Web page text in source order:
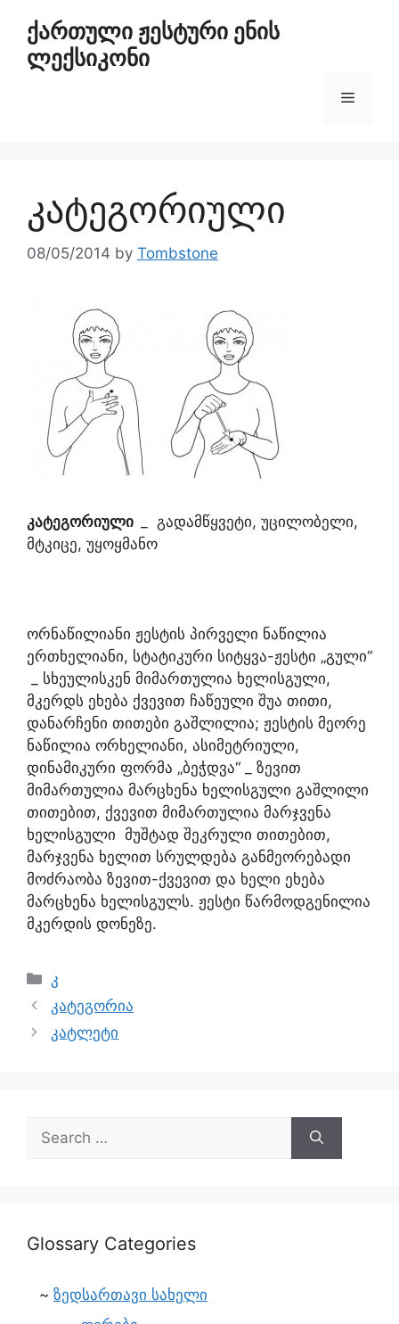
ქართული ჟესტური ენის
ლექსიკონი
კატეგორიული
08/05/2014 by Tombstone
კატეგორიული
_ გადამწყვეტი, უცილობელი,
მტკიცე, უყოყმანო
ორნაწილიანი ჟესტის პირველი ნაწილია
ერთხელიანი, სტატიკური სიტყვა-ჟესტი „გული“
_ სხეულისკენ მიმართულია ხელისგული,
მკერდს ეხება ქვევით ჩაწეული შუა თითი,
დანარჩენი თითები გაშლილია; ჟესტის მეორე
ნაწილია ორხელიანი, ასიმეტრიული,
დინამიკური ფორმა „ბეჭდვა“ _ ზევით
მიმართულია მარცხენა ხელისგული გაშლილი
თითებით, ქვევით მიმართულია მარჯვენა
ხელისგული მუშტად შეკრული თითებით,
მარჯვენა ხელით სრულდება განმეორებადი
მოძრაობა ზევით-ქვევით და ხელი ეხება
მარცხენა ხელისგულს. ჟესტი წარმოდგენილია
მკერდის დონეზე.
კ
კატეგორია
კატლეტი
Glossary Categories
ზედსართავი სახელი